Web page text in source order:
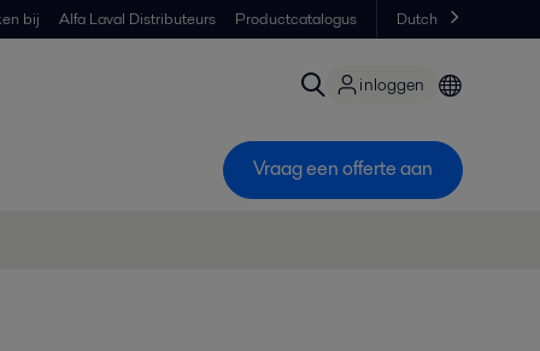
bij Alfa Laval Distributeurs Productcatalogus Dutch
inloggen
Vraag een offerte aan